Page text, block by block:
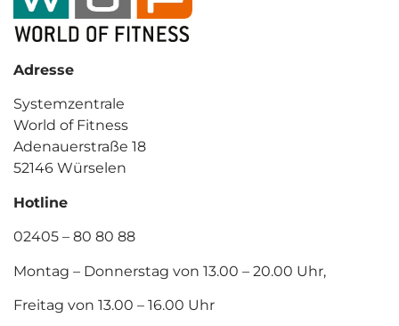
Adresse
Systemzentrale
World of Fitness
Adenauerstraße 18
52146 Würselen
Hotline
02405 – 80 80 88
Montag – Donnerstag von 13.00 – 20.00 Uhr,
Freitag von 13.00 – 16.00 Uhr